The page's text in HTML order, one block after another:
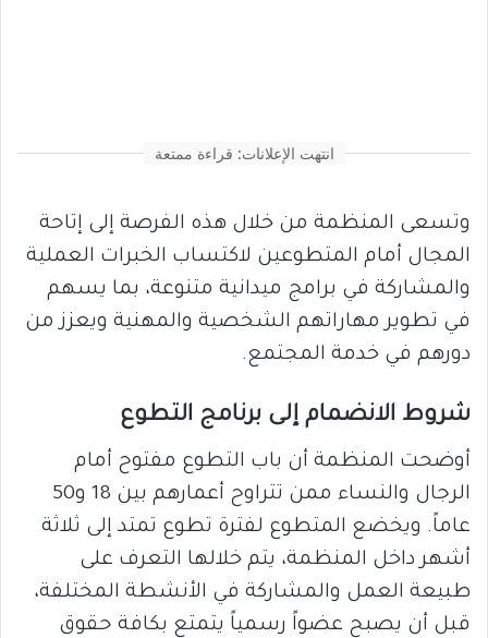
انتهت الإعلانات: قراءة ممتعة
وتسعى المنظمة من خلال هذه الفرصة إلى إتاحة
المجال أمام المتطوعين لاكتساب الخبرات العملية
والمشاركة في برامج ميدانية متنوعة، بما يسهم
في تطوير مهاراتهم الشخصية والمهنية ويعزز من
دورهم في خدمة المجتمع.
شروط الانضمام إلى برنامج التطوع
أوضحت المنظمة أن باب التطوع مفتوح أمام
الرجال والنساء ممن تتراوح أعمارهم بين 18 و50
عاماً. ويخضع المتطوع لفترة تطوع تمتد إلى ثلاثة
أشهر داخل المنظمة، يتم خلالها التعرف على
طبيعة العمل والمشاركة في الأنشطة المختلفة،
قبل أن يصبح عضواً رسمياً يتمتع بكافة حقوق